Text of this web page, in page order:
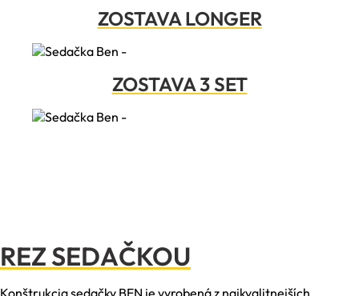
ZOSTAVA LONGER
ZOSTAVA 3 SET
REZ SEDAČKOU